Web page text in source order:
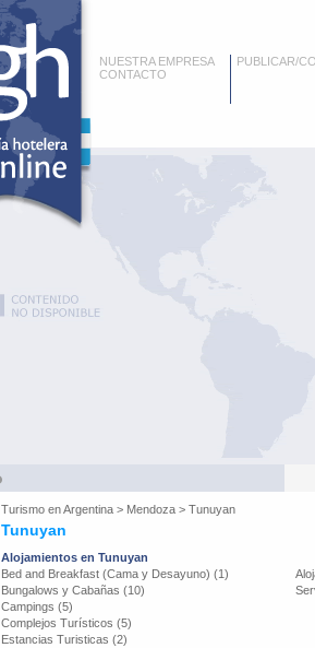
NUESTRA EMPRESA
CONTACTO
PUBLICAR/
Turismo enArgentina > Mendoza > Tunuyan
Tunuyan
Alojamientos en Tunuyan
Bed and Breakfast (Cama y Desayuno) (1)
Bungalows y Cabañas (10)
Campings (5)
Complejos Turísticos (5)
Estancias Turisticas (2)